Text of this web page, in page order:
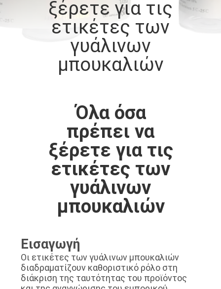
ΈΛΕΓΧΟΣ
ΠΕΡΙΠΤΏΣΕΙΣ
SITEMAP
POLICY
ξέρετε για τις
ετικέτες των
γυάλινων
μπουκαλιών
Όλα όσα
πρέπει να
ξέρετε για τις
ετικέτες των
γυάλινων
μπουκαλιών
Εισαγωγή
Οι ετικέτες των γυάλινων μπουκαλιών
διαδραματίζουν καθοριστικό ρόλο στη
διάκριση της ταυτότητας του προϊόντος